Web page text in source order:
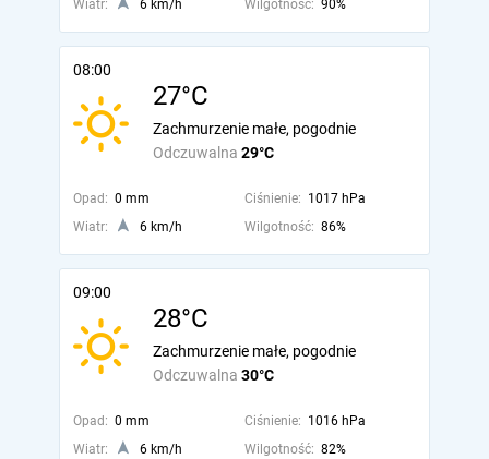
Wiatr: 6 km/h Wilgotność: 90%
08:00
27°C
Odczuwalna 29°C
Zachmurzenie małe, pogodnie
Opad: 0 mm Ciśnienie: 1017 hPa
Wiatr:
6 km/h Wilgotność: 86%
09:00
28°C
Odczuwalna 30°C
Zachmurzenie małe, pogodnie
Opad: 0 mm Ciśnienie: 1016 hPa
Wiatr:
6 km/h Wilgotność: 82%